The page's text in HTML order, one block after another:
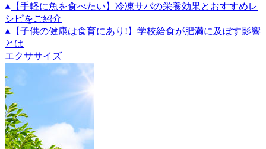
【手軽に魚を食べたい】冷凍サバの栄養効果とおすすめレ
シピをご紹介
【子供の健康は食育にあり!】学校給食が肥満に及ぼす影響
とは
エクササイズ